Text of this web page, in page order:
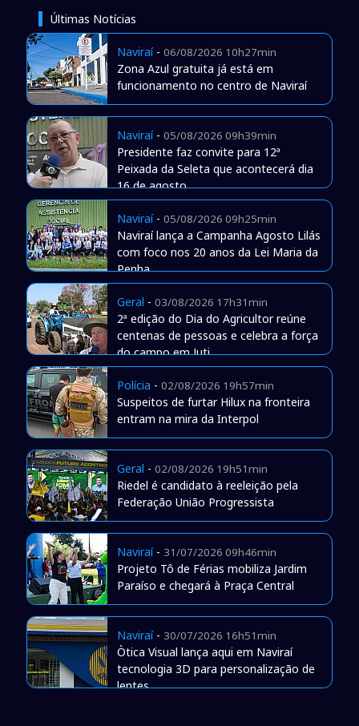
Últimas Notícias
Naviraí- 06/08/2026 10h27min
Zona Azul gratuita já está em
funcionamento no centro de Naviraí
Naviraí- 05/08/2026 09h39min
Presidente faz convite para 12ª
Peixada da Seleta que acontecerá dia
16 de agosto
Naviraí- 05/08/2026 09h25min
Naviraí lança a Campanha Agosto Lilás
com foco nos 20 anos da Lei Maria da
Penha
Geral - 03/08/2026 17h31min
2ª edição do Dia do Agricultor reúne
centenas de pessoas e celebra a força
do campo em Juti
Polícia - 02/08/2026 19h57min
Suspeitos de furtar Hilux na fronteira
entram na mira da Interpol
Geral - 02/08/2026 19h51min
Riedel é candidato à reeleição pela
Federação União Progressista
Naviraí- 31/07/2026 09h46min
Projeto Tô de Férias mobiliza Jardim
Paraíso e chegará à Praça Central
Naviraí- 30/07/2026 16h51min
Òtica Visual lança aqui em Naviraí
tecnologia 3D para personalização de
lentes